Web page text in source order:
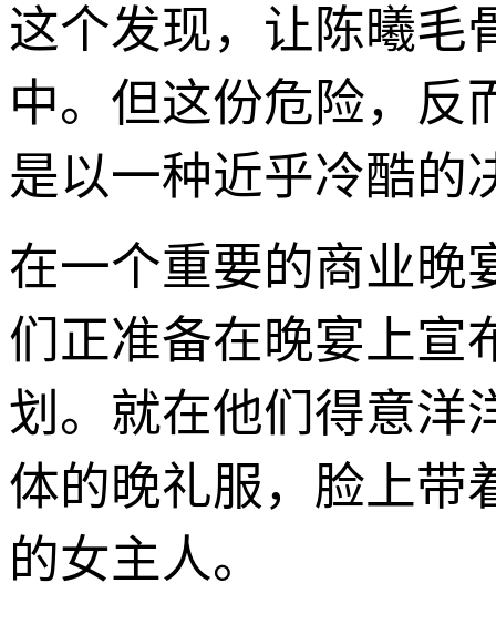
这个发现，让陈曦毛
中。但这份危险，反
是以一种近乎冷酷的
在一个重要的商业晚
们正准备在晚宴上宣
划。就在他们得意洋
体的晚礼服，脸上带
的女主人。